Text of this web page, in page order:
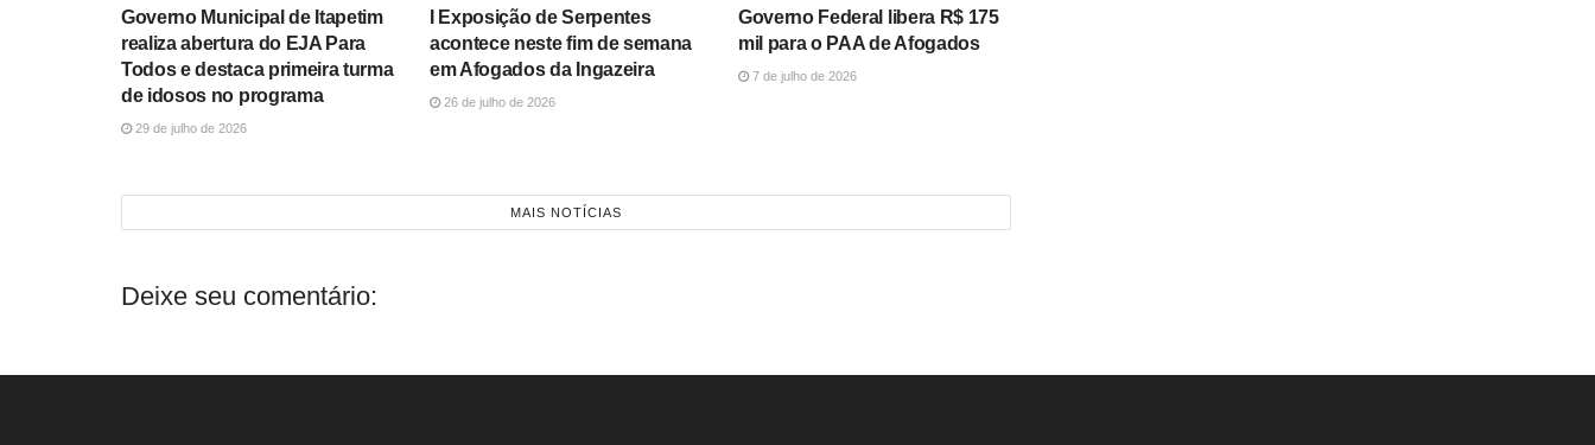
Governo Municipal de Itapetim
realiza abertura do EJA Para
Todos e destaca primeira turma
de idosos no programa
29 de julho de 2026
I Exposição de Serpentes
acontece neste fim de semana
em Afogados da Ingazeira
26 de julho de 2026
Governo Federal libera R$ 175
mil para o PAA de Afogados
7 de julho de 2026
MAIS NOTÍCIAS
Deixe seu comentário: